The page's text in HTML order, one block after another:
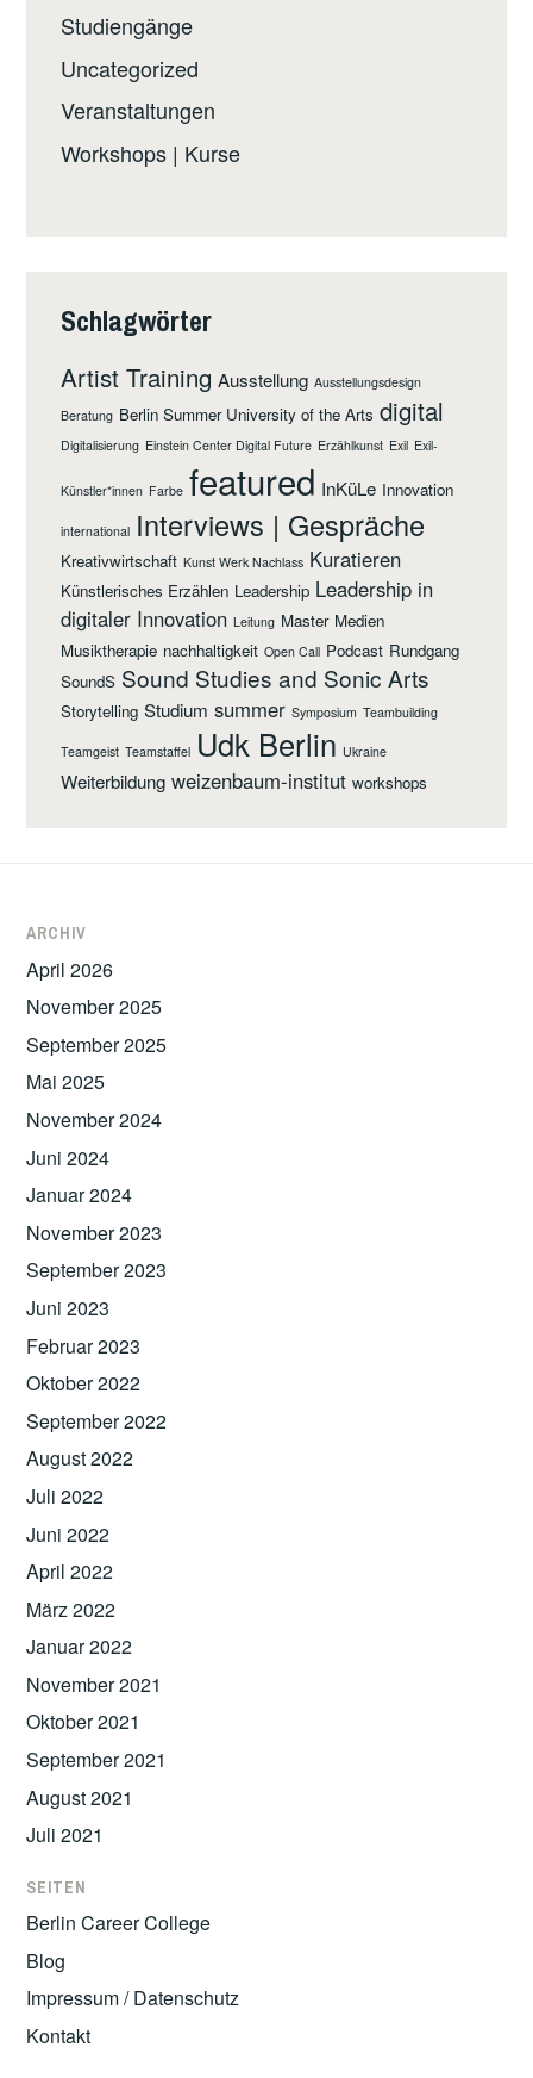
Studiengänge
Uncategorized
Veranstaltungen
Workshops | Kurse
Schlagwörter
Artist Training Ausstellung Ausstellungsdesign
Beratung Berlin Summer University of the Arts digital
Digitalisierung Einstein Center Digital Future Erzählkunst Exil Exil-
Künstler*innen Farbe featured InKüLe Innovation
international Interviews | Gespräche
Kreativwirtschaft Kunst Werk Nachlass Kuratieren
Künstlerisches Erzählen Leadership Leadership in
digitaler Innovation Leitung Master Medien
Musiktherapie nachhaltigkeit Open Call Podcast Rundgang
SoundS Sound Studies and Sonic Arts
Storytelling Studium summer Symposium Teambuilding
Teamgeist Teamstaffel Udk Berlin Ukraine
Weiterbildung weizenbaum-institut workshops
ARCHIV
April 2026
November 2025
September 2025
Mai 2025
November 2024
Juni 2024
Januar 2024
November 2023
September 2023
Juni 2023
Februar 2023
Oktober 2022
September 2022
August 2022
Juli 2022
Juni 2022
April 2022
März 2022
Januar 2022
November 2021
Oktober 2021
September 2021
August 2021
Juli 2021
SEITEN
Berlin Career College
Blog
Impressum / Datenschutz
Kontakt